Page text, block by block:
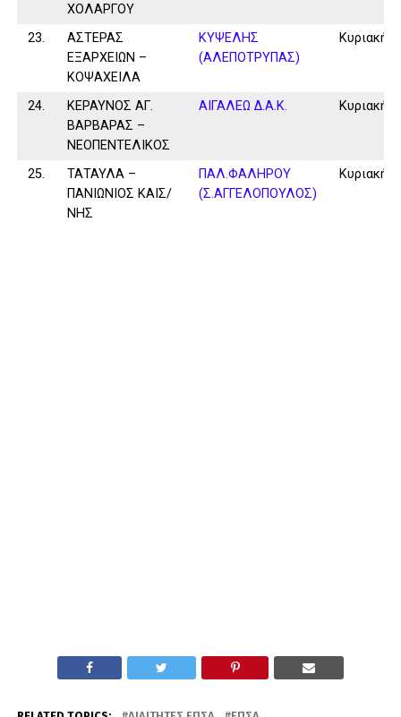
ΧΟΛΑΡΓΟΥ
23.
ΑΣΤΕΡΑΣ
ΕΞΑΡΧΕΙΩΝ –
ΚΟΨΑΧΕΙΛΑ
ΚΥΨΕΛΗΣ
(ΑΛΕΠΟΤΡΥΠΑΣ)
Κυριακή
24.
ΚΕΡΑΥΝΟΣ ΑΓ.
ΒΑΡΒΑΡΑΣ –
ΝΕΟΠΕΝΤΕΛΙΚΟΣ
ΑΙΓΑΛΕΩ Δ.Α.Κ. Κυριακή
25.
ΤΑΤΑΥΛΑ –
ΠΑΝΙΩΝΙΟΣ ΚΑΙΣ/
ΝΗΣ
ΠΑΛ.ΦΑΛΗΡΟΥ
(Σ.ΑΓΓΕΛΟΠΟΥΛΟΣ)
Κυριακή